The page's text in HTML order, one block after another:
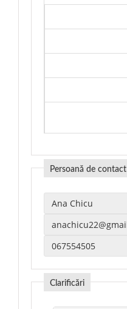
Persoană de contact
Clarificări